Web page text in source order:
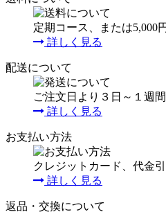
定期コース、または5,000
詳しく見る
配送について
ご注文日より３日～１週
詳しく見る
お支払い方法
クレジットカード、代金
詳しく見る
返品・交換について